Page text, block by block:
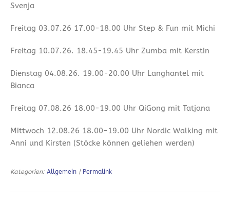
Svenja
Freitag 03.07.26 17.00-18.00 Uhr Step & Fun mit Michi
Freitag 10.07.26. 18.45-19.45 Uhr Zumba mit Kerstin
Dienstag 04.08.26. 19.00-20.00 Uhr Langhantel mit
Bianca
Freitag 07.08.26 18.00-19.00 Uhr QiGong mit Tatjana
Mittwoch 12.08.26 18.00-19.00 Uhr Nordic Walking mit
Anni und Kirsten (Stöcke können geliehen werden)
Kategorien: Allgemein | Permalink